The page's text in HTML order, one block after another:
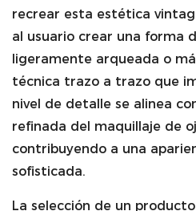
recrear esta estética
al usuario crear una forma
ligeramente arqueada o
técnica trazo a trazo que
nivel de detalle se alinea
refinada del maquillaje de
contribuyendo a una
sofisticada.
La selección de un